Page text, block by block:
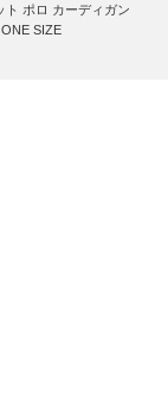
ト ポロ カーディガン
SIZE